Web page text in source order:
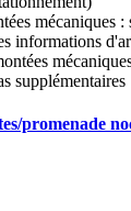
mécaniques :
informations
supplémentaires
promenade